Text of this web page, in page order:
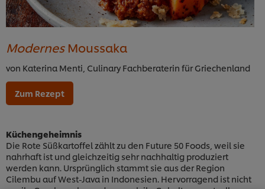
Modernes Moussaka
von Katerina Menti, Culinary Fachberaterin für Griechenland
Zum Rezept
Küchengeheimnis
Die Rote Süßkartoffel zählt zu den Future 50 Foods, weil sie
nahrhaft ist und gleichzeitig sehr nachhaltig produziert
werden kann. Ursprünglich stammt sie aus der Region
Cilembu auf West-Java in Indonesien. Hervorragend ist nicht
Cookies auf dieser Webseite